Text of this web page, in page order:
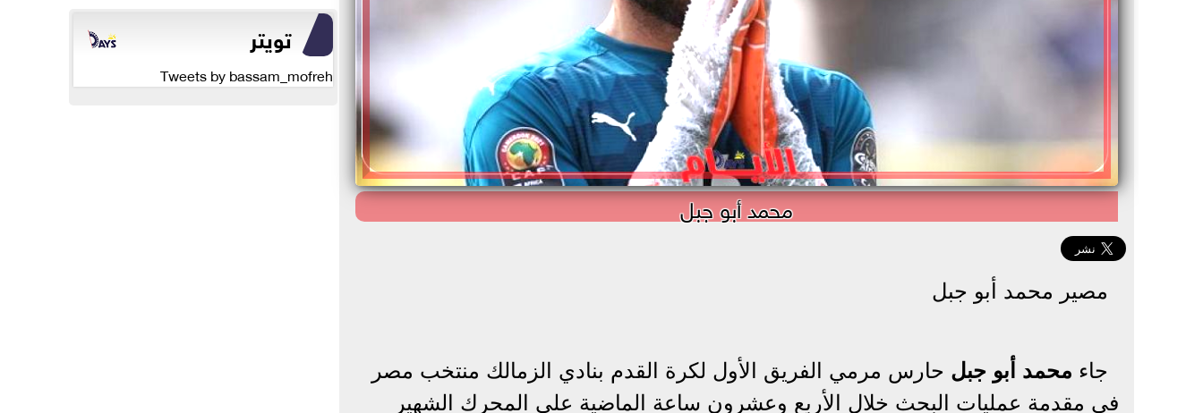
محمد أبو جبل
مصير محمد أبو جبل
جاء محمد أبو جبل حارس مرمي الفريق الأول لكرة القدم بنادي الزمالك منتخب مصر
في مقدمة عمليات البحث خلال الأربع وعشرون ساعة الماضية علي المحرك الشهير
تويتر
Tweets by bassam_mofreh